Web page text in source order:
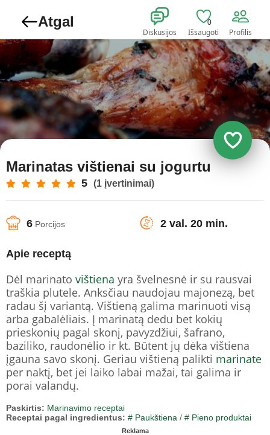
Atgal
Diskusijos
0
Išsaugoti Profilis
Marinatas vištienai su jogurtu
5 (1 įvertinimai)
6 Porcijos 2 val. 20 min.
Apie receptą
Dėl marinato vištiena yra švelnesnė ir su rausvai
traškia plutele. Anksčiau naudojau majonezą, bet
radau šį variantą. Vištieną galima marinuoti visą
arba gabalėliais. Į marinatą dedu bet kokių
prieskonių pagal skonį, pavyzdžiui, šafrano,
baziliko, raudonėlio ir kt. Būtent jų dėka vištiena
įgauna savo skonį. Geriau vištieną palikti marinate
per naktį, bet jei laiko labai mažai, tai galima ir
porai valandų.
Paskirtis: Marinavimo receptai
Receptai pagal ingredientus: # Paukštiena / # Pieno produktai
Reklama